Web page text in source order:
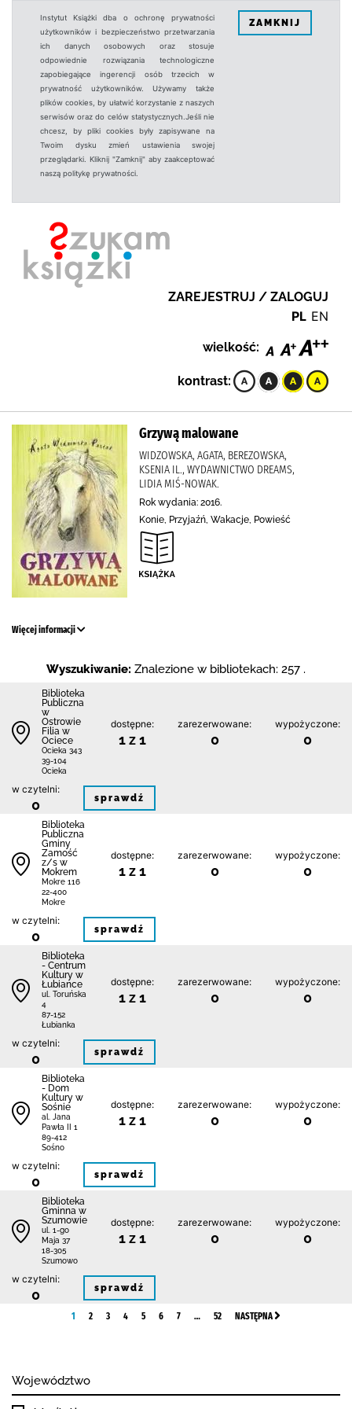
Instytut Książki dba o ochronę prywatności
użytkowników i bezpieczeństwo przetwarzania
ich danych osobowych oraz stosuje
odpowiednie rozwiązania technologiczne
zapobiegające ingerencji osób trzecich w
prywatność użytkowników. Używamy także
plików cookies, by ułatwić korzystanie z naszych
serwisów oraz do celów statystycznych.Jeśli nie
chcesz, by pliki cookies były zapisywane na
Twoim dysku zmień ustawienia swojej
przeglądarki. Kliknij "Zamknij" aby zaakceptować
naszą politykę prywatności.
ZAMKNIJ
ZAREJESTRUJ / ZALOGUJ
PL EN
wielkość:
kontrast:
Grzywą malowane
WIDZOWSKA, AGATA, BEREZOWSKA,
KSENIA IL., WYDAWNICTWO DREAMS,
LIDIA MIŚ-NOWAK.
Rok wydania: 2016.
Konie, Przyjaźń, Wakacje, Powieść
Więcej informacji
Wyszukiwanie: Znalezione w bibliotekach: 257 .
Biblioteka
Publiczna
w
Ostrowie
Filia w
Ociece
Ocieka 343
39-104
Ocieka
dostępne:
1 z 1
zarezerwowane:
0
wypożyczone:
0
w czytelni:
0 sprawdź
Biblio­teka
Publiczna
Gminy
Zamość
z/s w
Mokrem
Mokre 116
22-400
Mokre
dostępne:
1 z 1
zarezerwowane:
0
wypożyczone:
0
w czytelni:
0 sprawdź
Biblioteka
- Centrum
Kultury w
Łubiance
ul. Toruńska
4
87-152
Łubianka
dostępne:
1 z 1
zarezerwowane:
0
wypożyczone:
0
w czytelni:
0 sprawdź
Biblioteka
- Dom
Kultury w
Sośnie
al. Jana
Pawła II 1
89-412
Sośno
dostępne:
1 z 1
zarezerwowane:
0
wypożyczone:
0
w czytelni:
0 sprawdź
Biblioteka
Gminna w
Szumowie
ul. 1-go
Maja 37
18-305
Szumowo
dostępne:
1 z 1
zarezerwowane:
0
wypożyczone:
0
w czytelni:
0 sprawdź
1 2 3 4 5 6 7 … 52 NASTĘPNA
Województwo